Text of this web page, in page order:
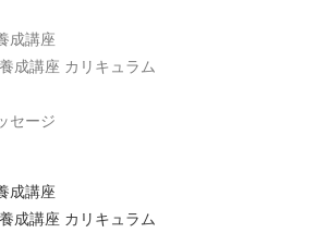
成講座
成講座 カリキュラム
セージ
成講座
成講座 カリキュラム